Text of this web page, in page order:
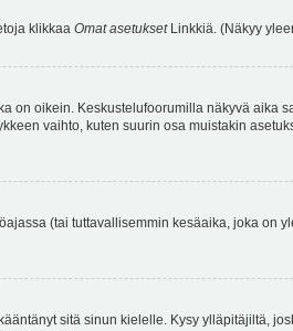
klikkaa Omat asetuksetLinkkiä. (Näkyy
oikein. Keskustelufoorumilla näkyvä aika
vaihto, kuten suurin osa muistakin
(tai tuttavallisemmin kesäaika, joka
sitä sinun kielelle. Kysy ylläpitäjiltä,